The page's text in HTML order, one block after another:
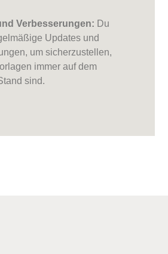
Verbesserungen: Du
Updates und
um sicherzustellen,
immer auf dem
sind.